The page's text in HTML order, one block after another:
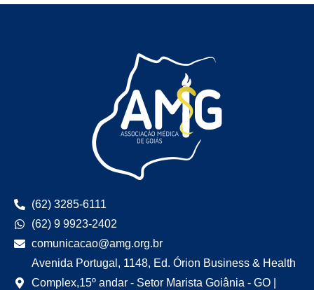
(62) 3285-6111
(62) 9 9923-2402
comunicacao@amg.org.br
Avenida Portugal, 1148, Ed. Órion Business & Health
Complex,15º andar - Setor Marista Goiânia - GO |